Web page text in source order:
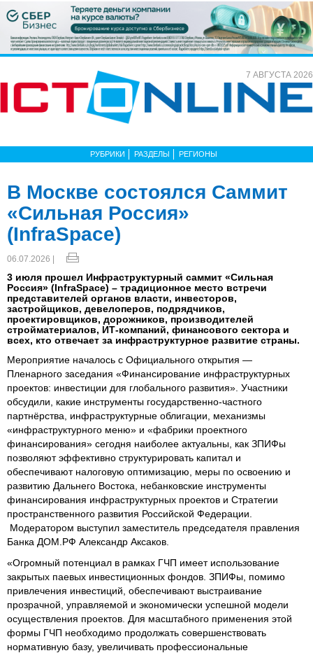
7 АВГУСТА 2026
РУБРИКИ РАЗДЕЛЫ РЕГИОНЫ
В Москве состоялся Саммит
«Сильная Россия»
(InfraSpace)
06.07.2026 |
3 июля прошел Инфраструктурный саммит «Сильная
Россия» (InfraSpace) – традиционное место встречи
представителей органов власти, инвесторов,
застройщиков, девелоперов, подрядчиков,
проектировщиков, дорожников, производителей
стройматериалов, ИТ-компаний, финансового сектора и
всех, кто отвечает за инфраструктурное развитие страны.
Мероприятие началось с Официального открытия —
Пленарного заседания «Финансирование инфраструктурных
проектов: инвестиции для глобального развития». Участники
обсудили, какие инструменты государственно-частного
партнёрства, инфраструктурные облигации, механизмы
«инфраструктурного меню» и «фабрики проектного
финансирования» сегодня наиболее актуальны, как ЗПИФы
позволяют эффективно структурировать капитал и
обеспечивают налоговую оптимизацию, меры по освоению и
развитию Дальнего Востока, небанковские инструменты
финансирования инфраструктурных проектов и Стратегии
пространственного развития Российской Федерации.
Модератором выступил заместитель председателя правления
Банка ДОМ.РФ Александр Аксаков.
«Огромный потенциал в рамках ГЧП имеет использование
закрытых паевых инвестиционных фондов. ЗПИФы, помимо
привлечения инвестиций, обеспечивают выстраивание
прозрачной, управляемой и экономически успешной модели
осуществления проектов. Для масштабного применения этой
формы ГЧП необходимо продолжать совершенствовать
нормативную базу, увеличивать профессиональные